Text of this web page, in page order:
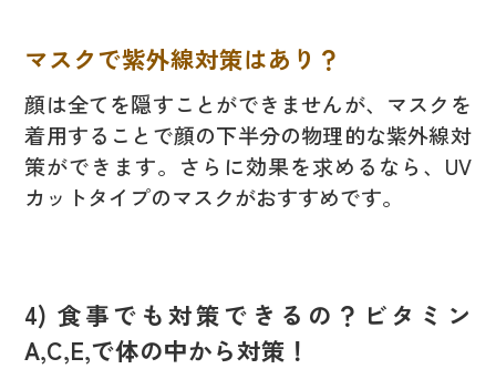
マスクで紫外線対策はあり？
顔は全てを隠すことができませんが、マスクを
着用することで顔の下半分の物理的な紫外線対
策ができます。さらに効果を求めるなら、UV
カットタイプのマスクがおすすめです。
4) 食事でも対策できるの？ビタミン
A,C,E,で体の中から対策！